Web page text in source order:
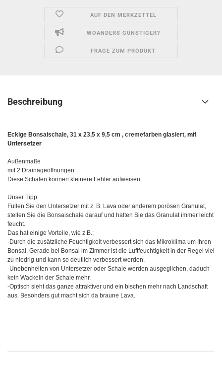
AUF DEN MERKZETTEL
WOANDERS GÜNSTIGER?
FRAGE ZUM PRODUKT
Beschreibung
Eckige Bonsaischale, 31 x 23,5 x 9,5 cm , cremefarben glasiert, mit
Untersetzer
Außenmaße
mit 2 Drainageöffnungen
Diese Schalen können kleinere Fehler aufweisen
Unser Tipp:
Füllen Sie den Untersetzer mit z. B. Lava oder anderem porösen Granulat,
stellen Sie die Bonsaischale darauf und halten Sie das Granulat immer leicht
feucht.
Das hat einige Vorteile, wie z.B.:
-Durch die zusätzliche Feuchtigkeit verbessert sich das Mikroklima um Ihren
Bonsai. Gerade bei Bonsai im Zimmer ist die Luftfeuchtigkeit in der Regel viel
zu niedrig und kann so deutlich verbessert werden.
-Unebenheiten von Untersetzer oder Schale werden ausgeglichen, daduch
kein Wackeln der Schale mehr.
-Optisch sieht das ganze attraktiver und ein bischen mehr nach Landschaft
aus. Besonders gut macht sich da braune Lava.